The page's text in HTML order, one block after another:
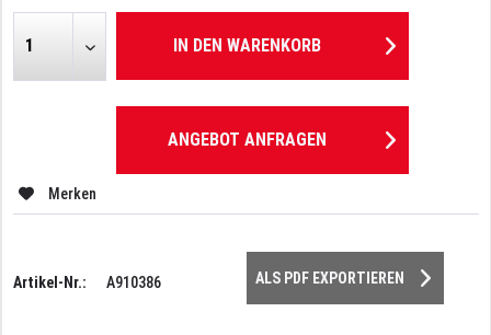
IN DEN WARENKORB
ANGEBOT ANFRAGEN
Merken
Artikel-Nr.: A910386 ALS PDF EXPORTIEREN